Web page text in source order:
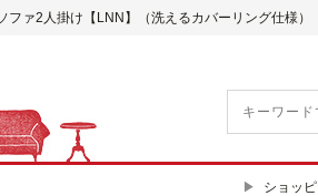
ファ2人掛け【LNN】（洗えるカバーリング仕様）
ショッ